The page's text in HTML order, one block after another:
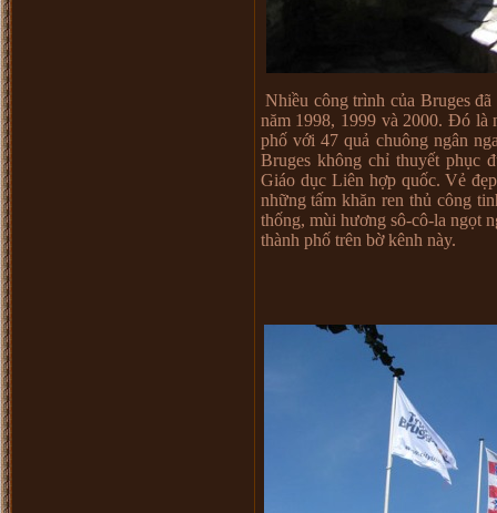
Nhiều công trình của Bruges
năm 1998, 1999 và 2000. Đó là
phố với 47 quả chuông ngân
Bruges không chỉ thuyết phục
Giáo dục Liên hợp quốc. Vẻ
những tấm khăn ren thủ công
thống, mùi hương sô-cô-la ngọt
thành phố trên bờ kênh này.